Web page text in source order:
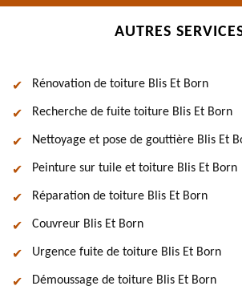
AUTRES
Rénovation de toiture Blis Et Born
Recherche de fuite toiture Blis Et Born
Nettoyage et pose de gouttière Blis Et
Peinture sur tuile et toiture Blis Et Born
Réparation de toiture Blis Et Born
Couvreur Blis Et Born
Urgence fuite de toiture Blis Et Born
Démoussage de toiture Blis Et Born